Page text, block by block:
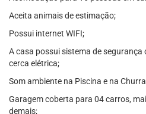
Aceita animais de estimação;
Possui internet WIFI;
A casa possui sistema de segurança
cerca elétrica;
Som ambiente na Piscina e na
Garagem coberta para 04 carros,
demais;